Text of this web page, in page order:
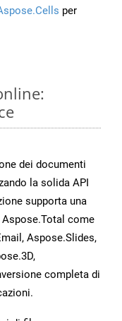
per
dei documenti
la solida API
supporta una
come
Aspose.Slides,
completa di